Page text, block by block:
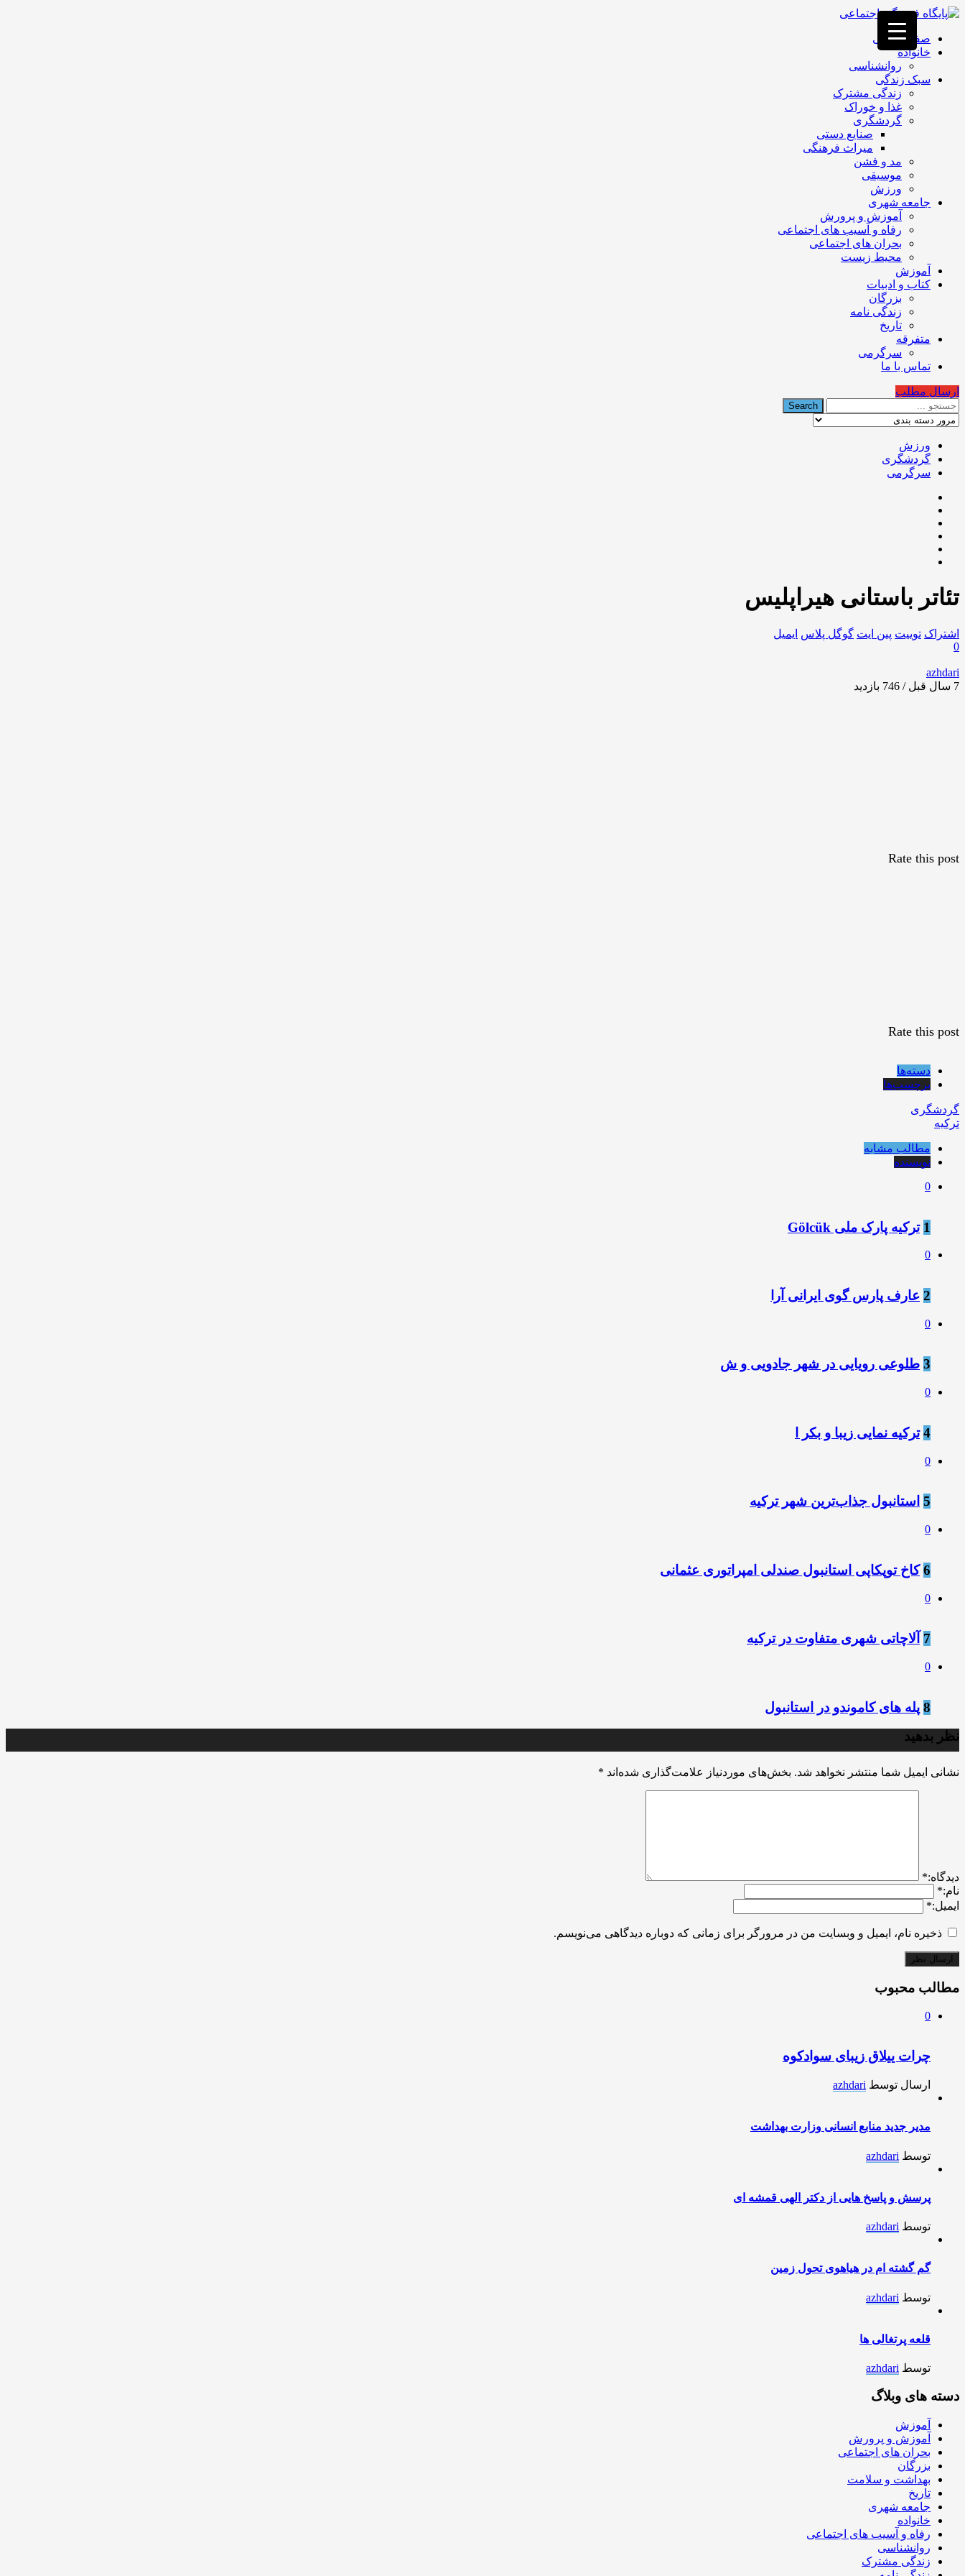
فصد
غرب
تهران
خشکشویی
تصفیه
تهران
صفحه اصلی
خانواده
روانشناسی
سبک زندگی
زندگی مشترک
غذا و خوراک
گردشگری
صنایع دستی
میراث فرهنگی
مد و فشن
موسیقی
ورزش
جامعه شهری
آموزش و پرورش
رفاه و آسیب های اجتماعی
بحران های اجتماعی
محیط زیست
آموزش
کتاب و ادبیات
بزرگان
زندگی نامه
تاریخ
متفرقه
سرگرمی
تماس با ما
ارسال مطلب
ورزش
گردشگری
سرگرمی
تئاتر باستانی هیراپلیس
اشتراک توییت پین ایت گوگل‌ پلاس ایمیل
0
azhdari
7 سال قبل / 746
بازدید
Rate this post
Rate this post
دسته‌ها
برچسب‌ها
گردشگری
ترکیه
مطالب مشابه
نویسنده
0
1 ترکیه پارک ملی Gölcük
0
2 عارف پارس گوی ایرانی آرا
0
3 طلوعی رویایی در شهر جادویی و ش
0
4 ترکیه نمایی زیبا و بکر ا
0
5 استانبول جذاب‌ترین شهر ترکیه
0
6 کاخ توپکاپی استانبول صندلی امپراتوری عثمانی
0
7 آلاچاتی شهری متفاوت در ترکیه
0
8 پله های کاموندو در استانبول
نظر بدهید
نشانی ایمیل شما منتشر نخواهد شد. بخش‌های موردنیاز علامت‌گذاری شده‌اند *
ديدگاه:*
نام:*
ایمیل:*
ذخیره نام، ایمیل و وبسایت من در مرورگر برای زمانی که دوباره دیدگاهی می‌نویسم.
مطالب محبوب
0
چرات ییلاق زیبای سوادکوه
ارسال توسط azhdari
مدیر جدید منابع انسانی وزارت بهداشت
توسط azhdari
پرسش و پاسخ هایی از دکتر الهی قمشه ای
توسط azhdari
گم گشته ام در هیاهوی تحول زمین
توسط azhdari
قلعه پرتغالی ها
توسط azhdari
دسته های وبلاگ
آموزش
آموزش و پرورش
بحران های اجتماعی
بزرگان
بهداشت و سلامت
تاریخ
جامعه شهری
خانواده
رفاه و آسیب های اجتماعی
روانشناسی
زندگی مشترک